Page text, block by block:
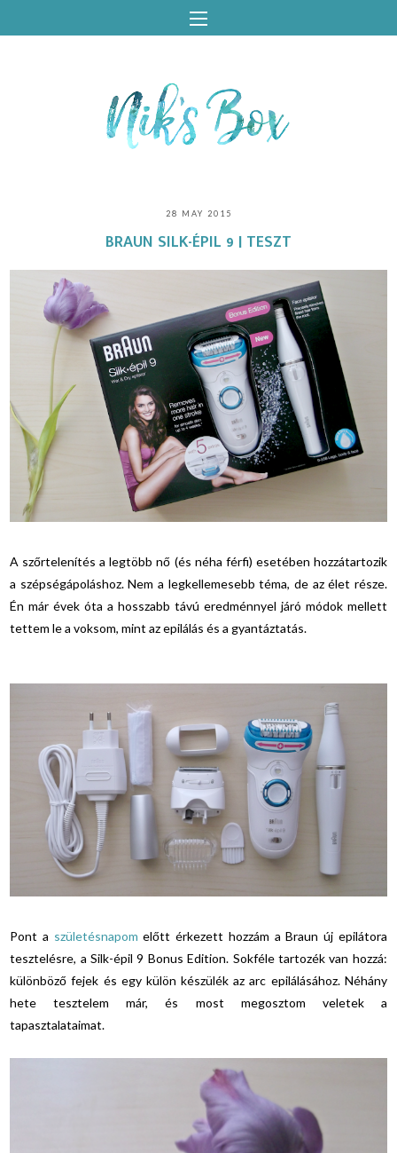
28 MAY 2015
BRAUN SILK-ÉPIL 9 | TESZT
A szőrtelenítés a legtöbb nő (és néha férfi) esetében hozzátartozik
a szépségápoláshoz. Nem a legkellemesebb téma, de az élet része.
Én már évek óta a hosszabb távú eredménnyel járó módok mellett
tettem le a voksom, mint az epilálás és a gyantáztatás.
Pont a születésnapom előtt érkezett hozzám a Braun új epilátora
tesztelésre, a Silk-épil 9 Bonus Edition. Sokféle tartozék van hozzá:
különböző fejek és egy külön készülék az arc epilálásához. Néhány
hete tesztelem már, és most megosztom veletek a
tapasztalataimat.